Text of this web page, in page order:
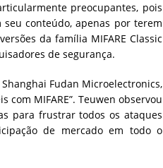
preocupantes, pois
conteúdo, apenas por terem
da família MIFARE Classic
de segurança.
Shanghai Fudan Microelectronics,
MIFARE”. Teuwen observou
para frustrar todos os ataques
de mercado em todo o